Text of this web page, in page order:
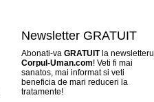
Newsletter GRATUIT
Abonati-va GRATUITla newsletterul
Corpul-Uman.com! Veti fi mai
sanatos, mai informat si veti
beneficia de mari reduceri la
tratamente!